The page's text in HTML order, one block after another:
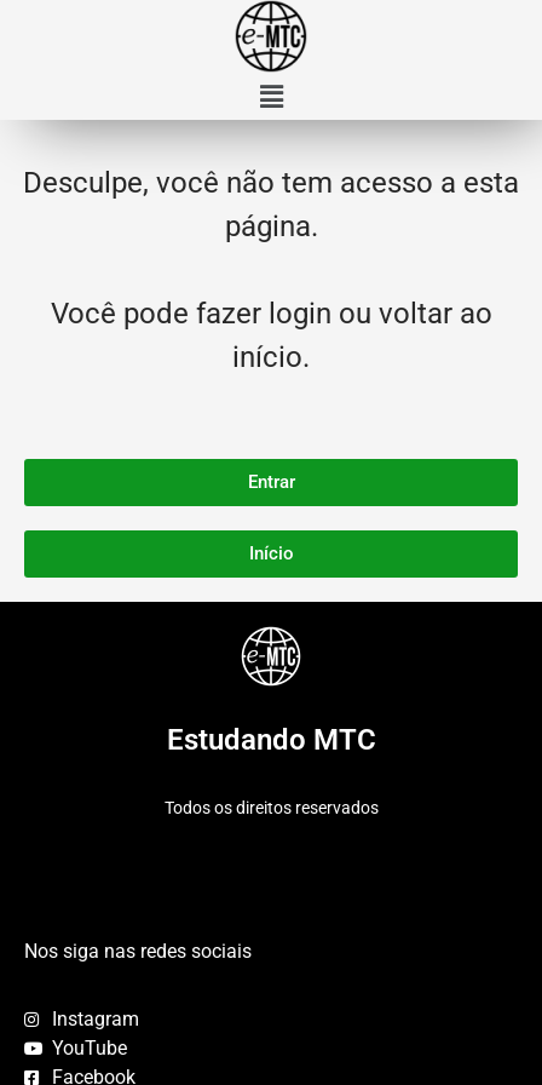
Desculpe, você não tem acesso a esta
página.
Você pode fazer login ou voltar ao
início.
Entrar
Início
Estudando MTC
Todos os direitos reservados
Nos siga nas redes sociais
Instagram
YouTube
Facebook